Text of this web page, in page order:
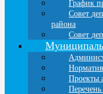
График
Совет
района
Совет
Проекты